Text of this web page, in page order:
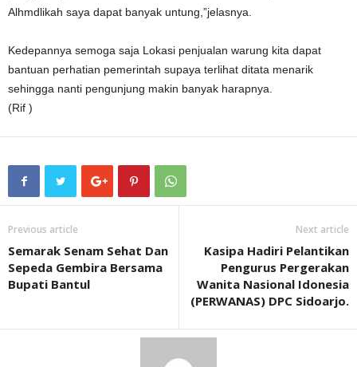
Alhmdlikah saya dapat banyak untung,”jelasnya.
Kedepannya semoga saja Lokasi penjualan warung kita dapat
bantuan perhatian pemerintah supaya terlihat ditata menarik
sehingga nanti pengunjung makin banyak harapnya.
(Rif )
Previous article
Semarak Senam Sehat Dan
Sepeda Gembira Bersama
Bupati Bantul
Next article
Kasipa Hadiri Pelantikan
Pengurus Pergerakan
Wanita Nasional Idonesia
(PERWANAS) DPC Sidoarjo.